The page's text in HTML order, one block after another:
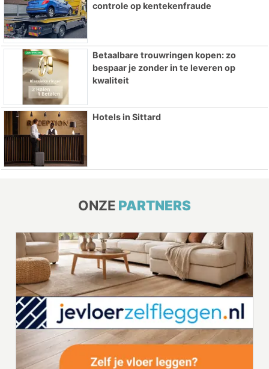
controle op kentekenfraude
Betaalbare trouwringen kopen: zo
bespaar je zonder in te leveren op
kwaliteit
Hotels in Sittard
ONZE PARTNERS